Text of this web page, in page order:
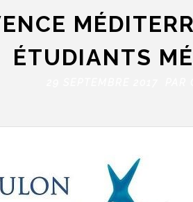
ÉTUDIANTS